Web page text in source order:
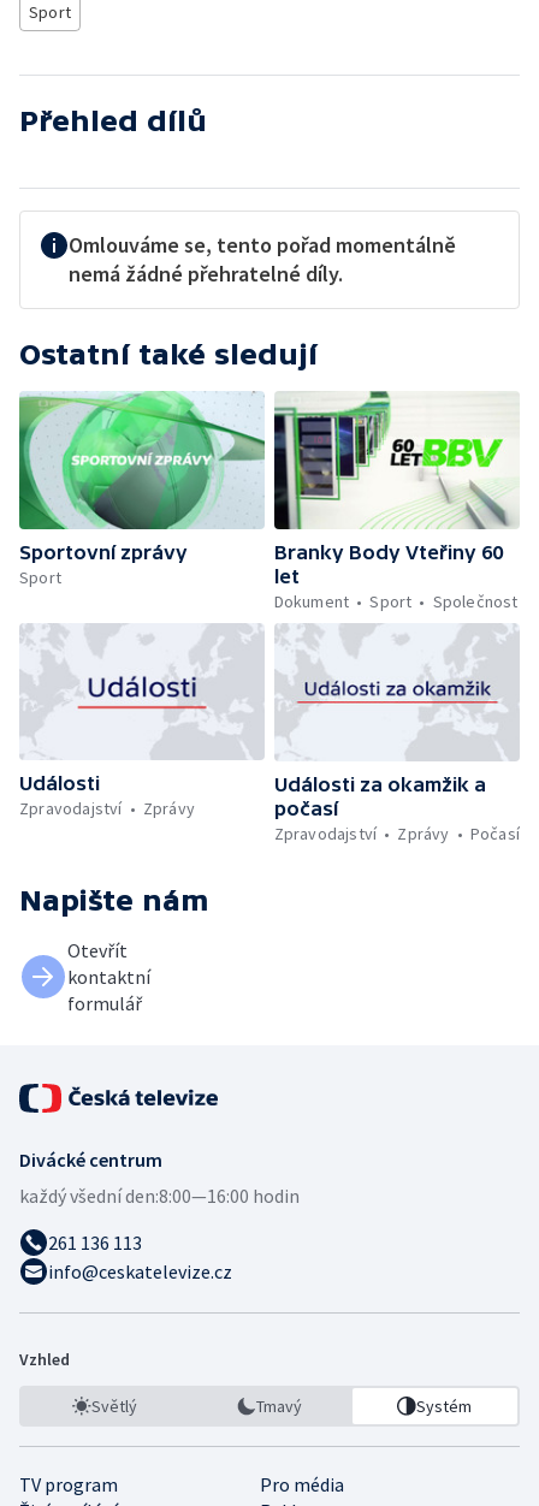
Sport
Přehled dílů
Omlouváme se, tento pořad momentálně
nemá žádné přehratelné díly.
Ostatní také sledují
Sportovní zprávy
Sport
Branky Body Vteřiny 60
let
Dokument
Sport Společnost
Události
Zpravodajství
Zprávy
Události za okamžik a
počasí
Zpravodajství
Zprávy Počasí
Napište nám
Otevřít
kontaktní
formulář
Divácké centrum
každý všední den:8:00—16:00 hodin
261 136 113
info@ceskatelevize.cz
Vzhled
Světlý Tmavý Systém
TV program
Pro média